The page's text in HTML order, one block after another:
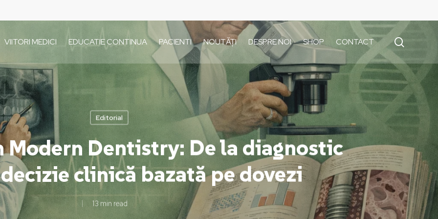
VIITORI MEDICI EDUCATIE CONTINUA PACIENTI NOUTĂȚI DESPRE NOI SHOP CONTACT
Editorial
Modern Dentistry: De la diagnostic
clinică bazată pe dovezi
13 min read